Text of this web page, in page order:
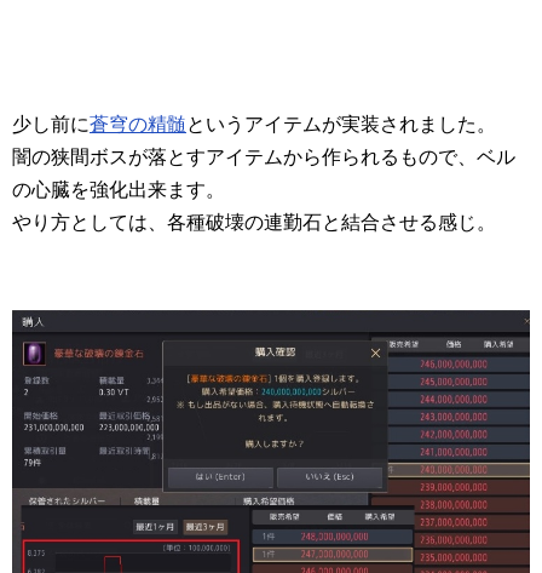
少し前に蒼穹の精髄というアイテムが実装されました。
闇の狭間ボスが落とすアイテムから作られるもので、ベル
の心臓を強化出来ます。
やり方としては、各種破壊の連勤石と結合させる感じ。